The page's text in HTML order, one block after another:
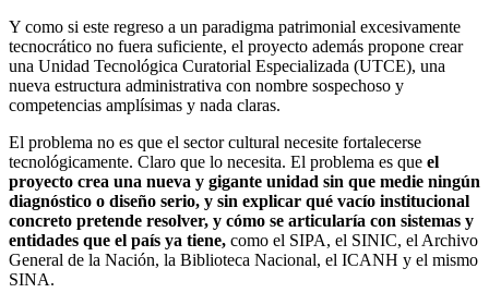
Y como si este regreso a un paradigma patrimonial excesivamente
tecnocrático no fuera suficiente, el proyecto además propone crear
una Unidad Tecnológica Curatorial Especializada (UTCE), una
nueva estructura administrativa con nombre sospechoso y
competencias amplísimas y nada claras.
El problema no es que el sector cultural necesite fortalecerse
tecnológicamente. Claro que lo necesita. El problema es que el
proyecto crea una nueva y gigante unidad sin que medie ningún
diagnóstico o diseño serio, y sin explicar qué vacío institucional
concreto pretende resolver, y cómo se articularía con sistemas y
entidades que el país ya tiene, como el SIPA, el SINIC, el Archivo
General de la Nación, la Biblioteca Nacional, el ICANH y el mismo
SINA.